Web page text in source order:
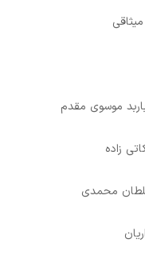
موسوی مقدم
زاده
محمدی